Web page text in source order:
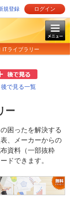
規登録 ログイン
ITライブラリー
後で見る一覧
ー
困ったを解決する
、メーカーからの
資料（一部抜粋
ドできます。